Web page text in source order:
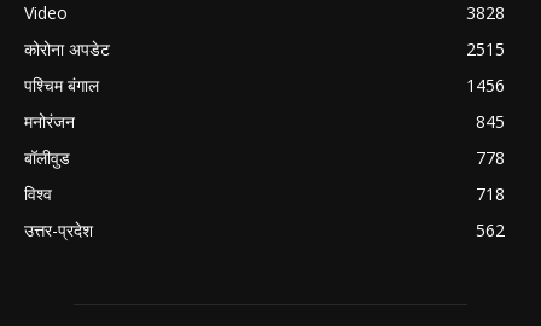
Video
3828
कोरोना अपडेट
2515
पश्चिम बंगाल
1456
मनोरंजन
845
बॉलीवुड
778
विश्व
718
उत्तर-प्रदेश
562